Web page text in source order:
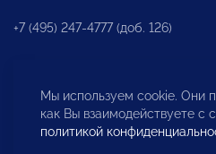
+7 (495) 247-4777 (доб. 126)
Бюро по защите прав
инвесторов
Мы используем cookie. Они
как Вы взаимодействуете с
политикой